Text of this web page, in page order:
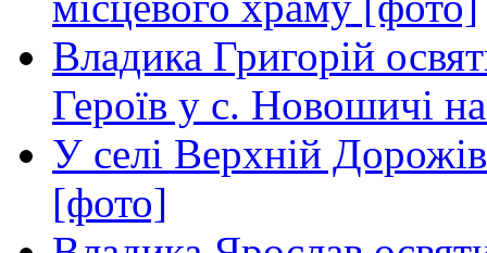
Владика Григорій
Героїв у с. Новошичі
У селі Верхній
[фото]